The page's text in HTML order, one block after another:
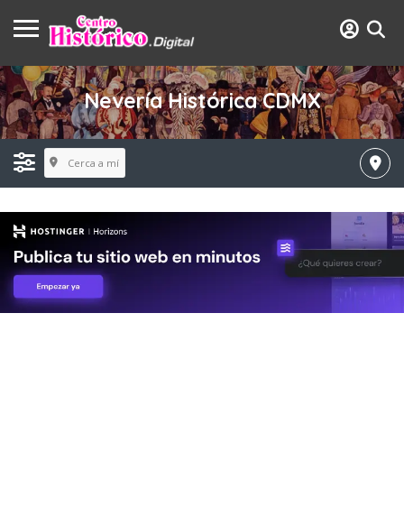
Nevería Histórica CDMX
Cerca a mí